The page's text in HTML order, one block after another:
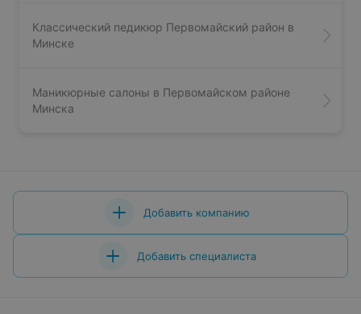
Классический педикюр Первомайский район в
Минске
Маникюрные салоны в Первомайском районе
Минска
Добавить компанию
Добавить специалиста